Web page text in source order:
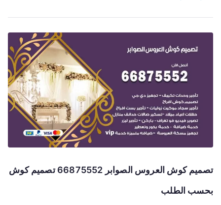
تصميم كوش العروس الصوابر 66875552 تصميم كوش
بحسب الطلب